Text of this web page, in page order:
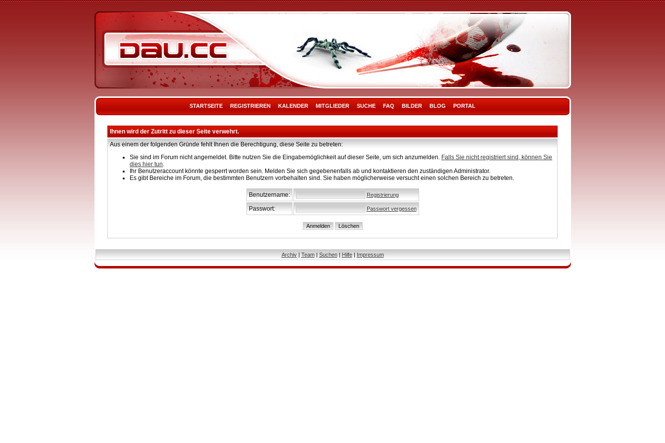
STARTSEITE REGISTRIEREN KALENDER MITGLIEDER SUCHE FAQ BILDER BLOG PORTAL
Ihnen wird der Zutritt zu dieser Seite verwehrt.
Aus einem der folgenden Gründe fehlt Ihnen die Berechtigung, diese Seite zu betreten:
Sie sind im Forum nicht angemeldet. Bitte nutzen Sie die Eingabemöglichkeit auf dieser Seite, um sich anzumelden. Falls Sie nicht registriert sind, können Sie
dies hier tun.
Ihr Benutzeraccount könnte gesperrt worden sein. Melden Sie sich gegebenenfalls ab und kontaktieren den zuständigen Administrator.
Es gibt Bereiche im Forum, die bestimmten Benutzern vorbehalten sind. Sie haben möglicherweise versucht einen solchen Bereich zu betreten.
Benutzername: Registrierung
Passwort: Passwort vergessen
Archiv| Team| Suchen| Hilfe| Impressum